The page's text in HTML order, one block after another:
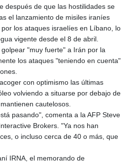
después de que las hostilidades se
el lanzamiento de misiles iraníes
los ataques israelíes en Líbano, lo
vigente desde el 8 de abril.
"muy fuerte" a Irán por la
los ataques "teniendo en cuenta"
con optimismo las últimas
volviendo a situarse por debajo de
cautelosos.
pasando", comenta a la AFP Steve
Brokers. "Ya nos han
o incluso cerca de 40 o más, que
IRNA, el memorando de